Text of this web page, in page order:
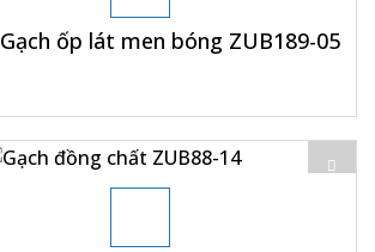
Gạch ốp lát men bóng ZUB189-05
+